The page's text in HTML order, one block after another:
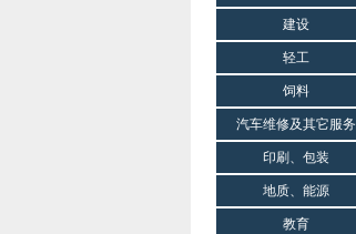
建设
轻工
饲料
汽车维修及其它服务
印刷、包装
地质、能源
教育